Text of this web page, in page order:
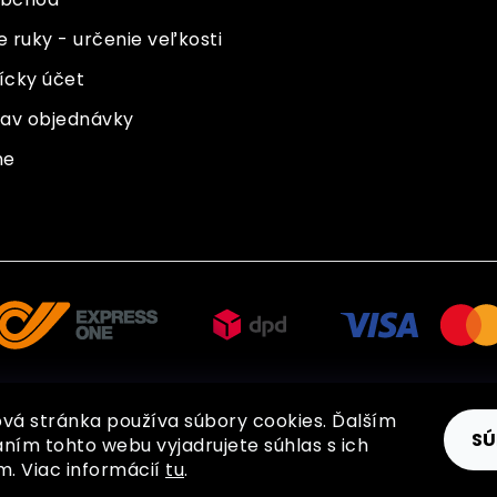
stránka používa súbory cookies. Ďalším
tohto webu vyjadrujete súhlas s ich
Viac informácií tu.
ruky - určenie veľkosti
účet
objednávky
Copyright 2026 BOHEMIA GLOVES. Všetky práva vyhradené.